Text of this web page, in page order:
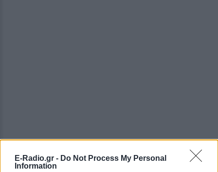
E-Radio.gr - Do Not Process My Personal
Information